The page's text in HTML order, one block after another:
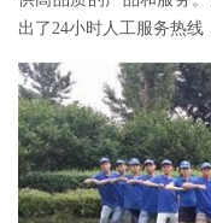
出了24小时人工服务热线